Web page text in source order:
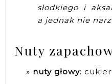
słodkiego i
a jednak nie
Nuty
nuty głowy: cukier